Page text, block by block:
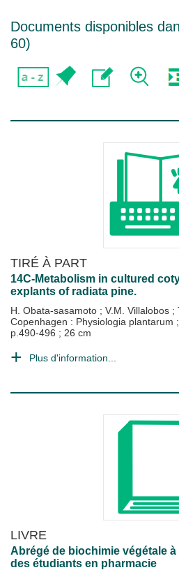
Documents disponibles
60)
TIRÉ À PART
14C-Metabolism in cultured
explants of radiata pine.
H. Obata-sasamoto ; V.M. Villalobos ;
Copenhagen : Physiologia plantarum ;
p.490-496 ; 26 cm
Plus d'information...
LIVRE
Abrégé de biochimie végétale
des étudiants en pharmacie